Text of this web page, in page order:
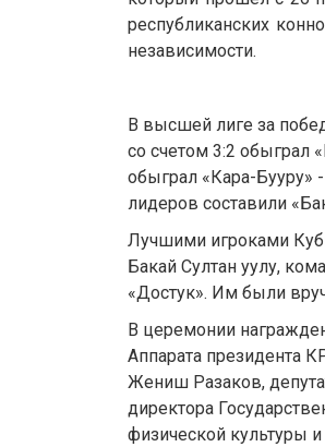
республиканских
независимости.
В высшей лиге за
со счетом 3:2 обыграл
обыграл «Кара-Бууру»
лидеров составили
Лучшими игроками
Бакай Султан уулу,
«Достук». Им были
В церемонии
Аппарата президента
Жениш Разаков,
директора
физической культуры и